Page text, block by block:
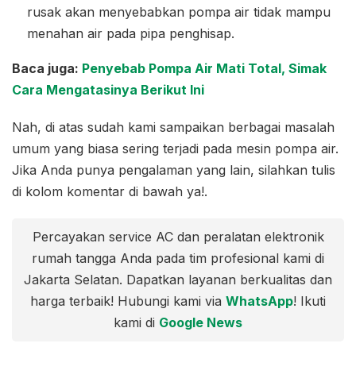
rusak akan menyebabkan pompa air tidak mampu
menahan air pada pipa penghisap.
Baca juga: Penyebab Pompa Air Mati Total, Simak
Cara Mengatasinya Berikut Ini
Nah, di atas sudah kami sampaikan berbagai masalah
umum yang biasa sering terjadi pada mesin pompa air.
Jika Anda punya pengalaman yang lain, silahkan tulis
di kolom komentar di bawah ya!.
Percayakan service AC dan peralatan elektronik
rumah tangga Anda pada tim profesional kami di
Jakarta Selatan. Dapatkan layanan berkualitas dan
harga terbaik! Hubungi kami via WhatsApp! Ikuti
kami di Google News